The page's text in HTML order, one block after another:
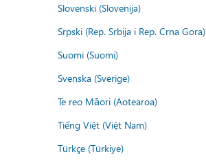
Slovenski (Slovenija)
Srpski (Rep. Srbija i Rep. Crna Gora)
Suomi (Suomi)
Svenska (Sverige)
Te reo Māori (Aotearoa)
Tiếng Việt (Việt Nam)
Türkçe (Türkiye)